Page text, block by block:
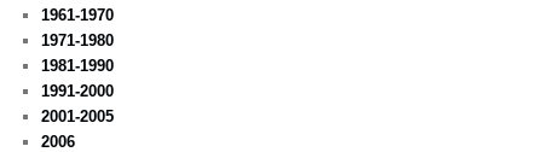
1961-1970
1971-1980
1981-1990
1991-2000
2001-2005
2006